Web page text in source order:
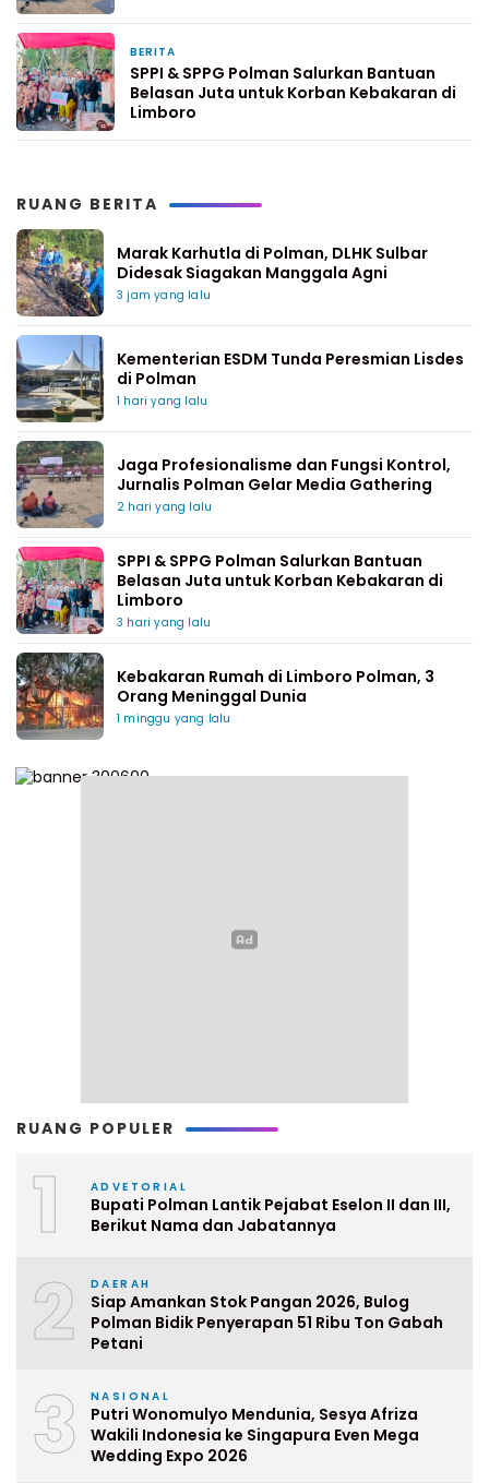
BERITA
SPPI & SPPG Polman Salurkan Bantuan
Belasan Juta untuk Korban Kebakaran di
Limboro
RUANG BERITA
Marak Karhutla di Polman, DLHK Sulbar
Didesak Siagakan Manggala Agni
3 jam yang lalu
Kementerian ESDM Tunda Peresmian Lisdes
di Polman
1 hari yang lalu
Jaga Profesionalisme dan Fungsi Kontrol,
Jurnalis Polman Gelar Media Gathering
2 hari yang lalu
SPPI & SPPG Polman Salurkan Bantuan
Belasan Juta untuk Korban Kebakaran di
Limboro
3 hari yang lalu
Kebakaran Rumah di Limboro Polman, 3
Orang Meninggal Dunia
1 minggu yang lalu
RUANG POPULER
1 ADVETORIAL
Bupati Polman Lantik Pejabat Eselon II dan III,
Berikut Nama dan Jabatannya
2 DAERAH
Siap Amankan Stok Pangan 2026, Bulog
Polman Bidik Penyerapan 51 Ribu Ton Gabah
Petani
3 NASIONAL
Putri Wonomulyo Mendunia, Sesya Afriza
Wakili Indonesia ke Singapura Even Mega
Wedding Expo 2026